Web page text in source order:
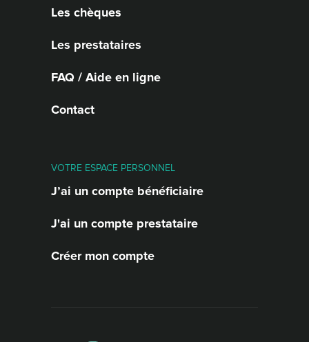
Les chèques
Les prestataires
FAQ / Aide en ligne
Contact
VOTRE ESPACE PERSONNEL
J’ai un compte bénéficiaire
J'ai un compte prestataire
Créer mon compte